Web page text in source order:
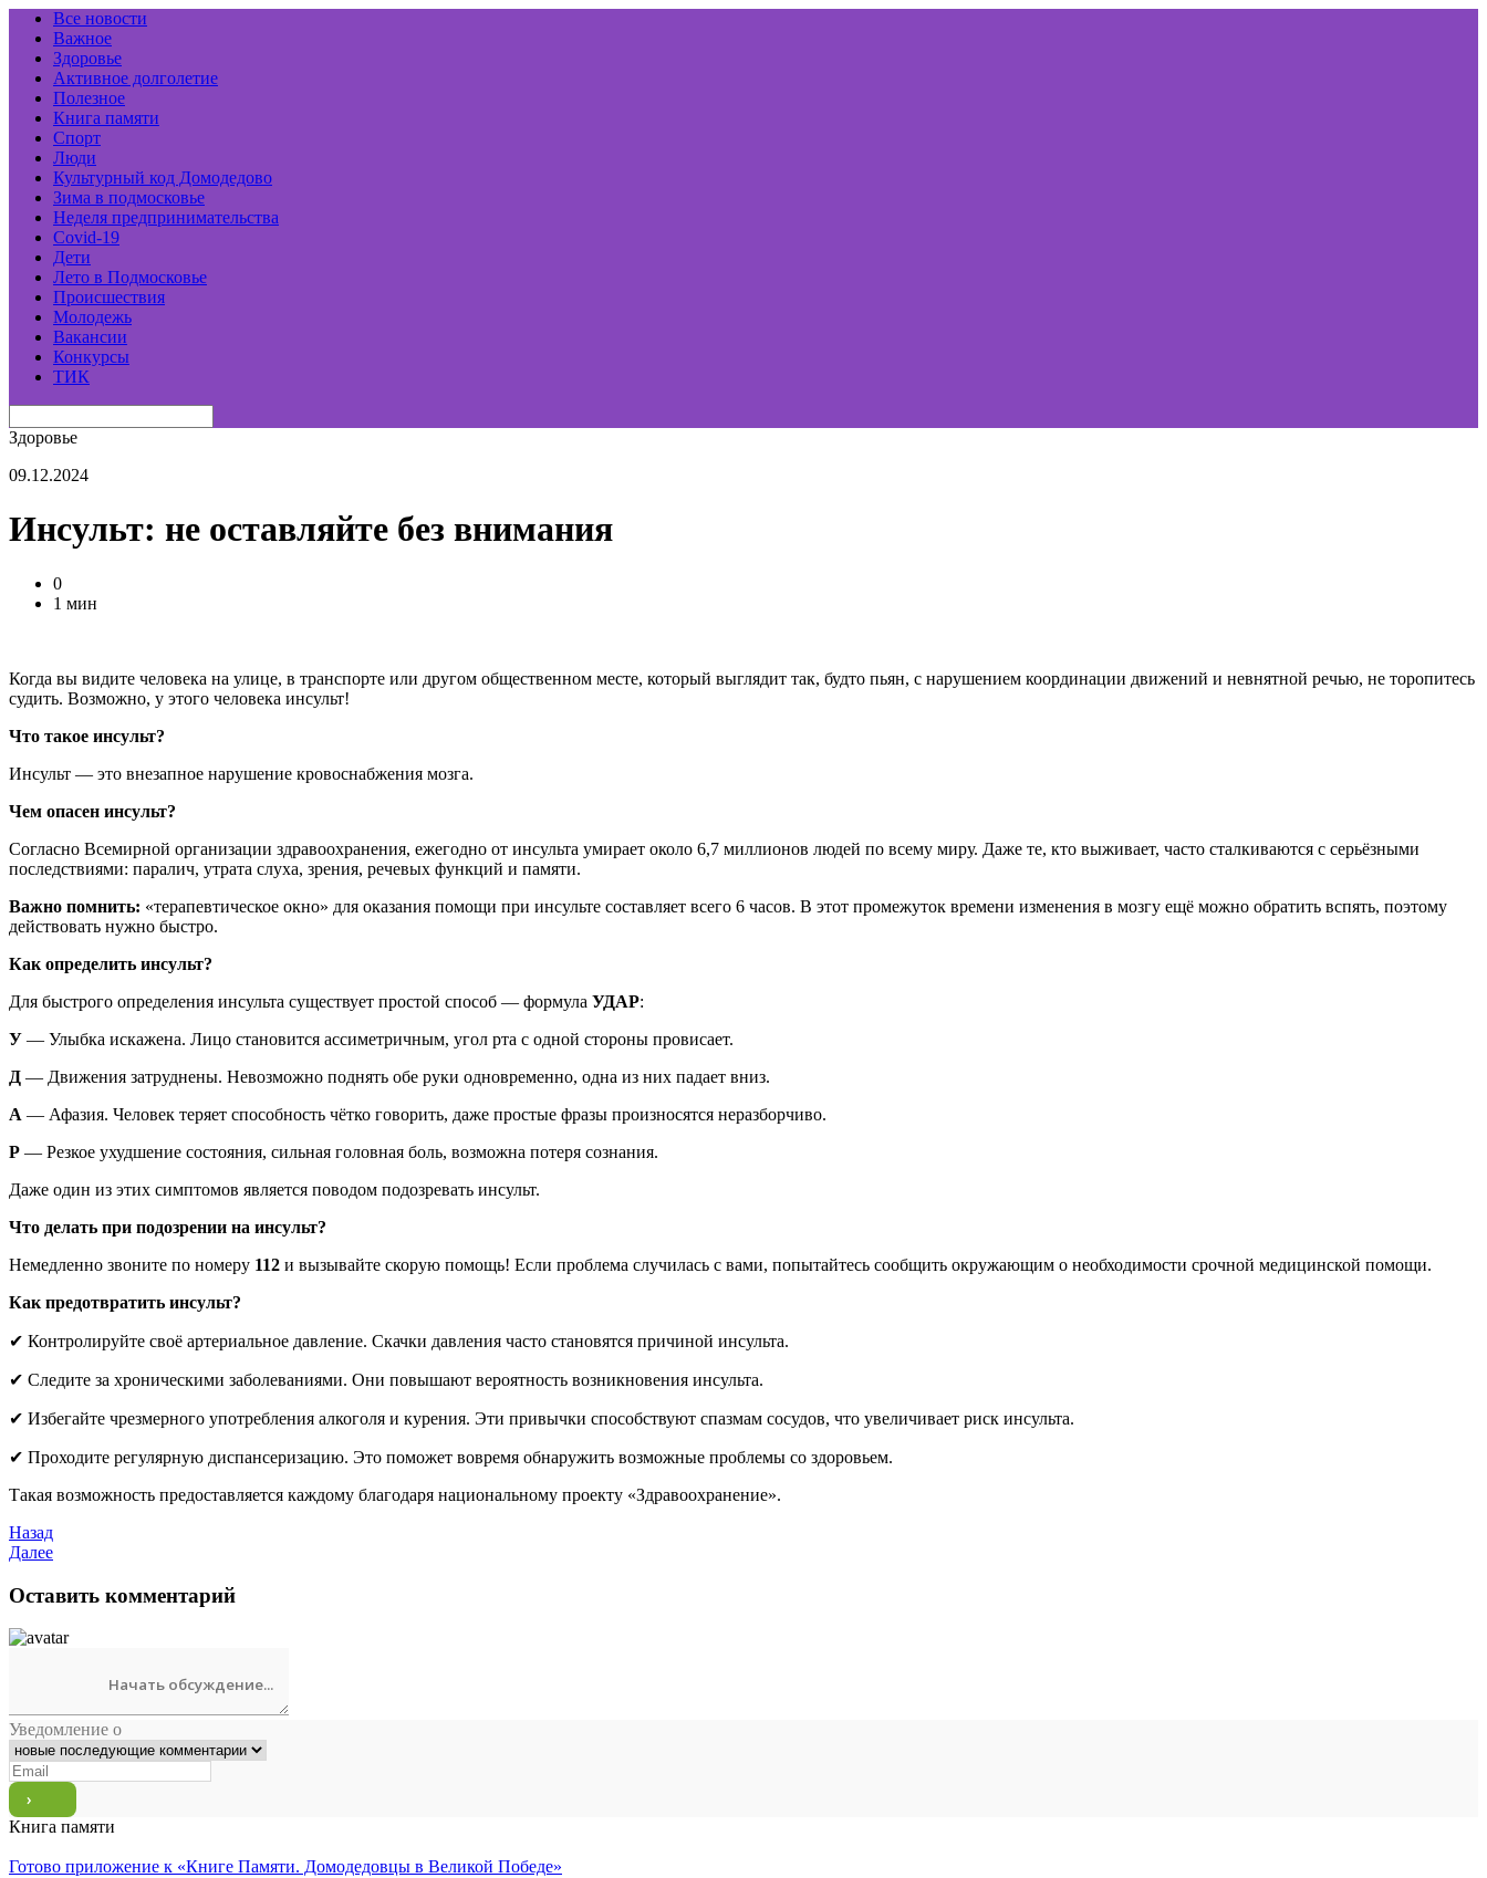
Все новости
Важное
Здоровье
Активное долголетие
Полезное
Книга памяти
Спорт
Люди
Культурный код Домодедово
Зима в подмосковье
Неделя предпринимательства
Covid-19
Дети
Лето в Подмосковье
Происшествия
Молодежь
Вакансии
Конкурсы
ТИК
Здоровье
09.12.2024
Инсульт: не оставляйте без внимания
0
1 мин
Когда вы видите человека на улице, в транспорте или другом общественном месте, который выглядит так, будто пьян, с нарушением координации движений и невнятной речью, не торопитесь
судить. Возможно, у этого человека инсульт!
Что такое инсульт?
Инсульт — это внезапное нарушение кровоснабжения мозга.
Чем опасен инсульт?
Согласно Всемирной организации здравоохранения, ежегодно от инсульта умирает около 6,7 миллионов людей по всему миру. Даже те, кто выживает, часто сталкиваются с серьёзными
последствиями: паралич, утрата слуха, зрения, речевых функций и памяти.
Важно помнить: «терапевтическое окно» для оказания помощи при инсульте составляет всего 6 часов. В этот промежуток времени изменения в мозгу ещё можно обратить вспять, поэтому
действовать нужно быстро.
Как определить инсульт?
Для быстрого определения инсульта существует простой способ — формула УДАР:
У — Улыбка искажена. Лицо становится ассиметричным, угол рта с одной стороны провисает.
Д — Движения затруднены. Невозможно поднять обе руки одновременно, одна из них падает вниз.
А — Афазия. Человек теряет способность чётко говорить, даже простые фразы произносятся неразборчиво.
Р — Резкое ухудшение состояния, сильная головная боль, возможна потеря сознания.
Даже один из этих симптомов является поводом подозревать инсульт.
Что делать при подозрении на инсульт?
Немедленно звоните по номеру 112 и вызывайте скорую помощь! Если проблема случилась с вами, попытайтесь сообщить окружающим о необходимости срочной медицинской помощи.
Как предотвратить инсульт?
✔ Контролируйте своё артериальное давление. Скачки давления часто становятся причиной инсульта.
✔ Следите за хроническими заболеваниями. Они повышают вероятность возникновения инсульта.
✔ Избегайте чрезмерного употребления алкоголя и курения. Эти привычки способствуют спазмам сосудов, что увеличивает риск инсульта.
✔ Проходите регулярную диспансеризацию. Это поможет вовремя обнаружить возможные проблемы со здоровьем.
Такая возможность предоставляется каждому благодаря национальному проекту «Здравоохранение».
Назад
Далее
Оставить комментарий
Уведомление о
Книга памяти
Готово приложение к «Книге Памяти. Домодедовцы в Великой Победе»